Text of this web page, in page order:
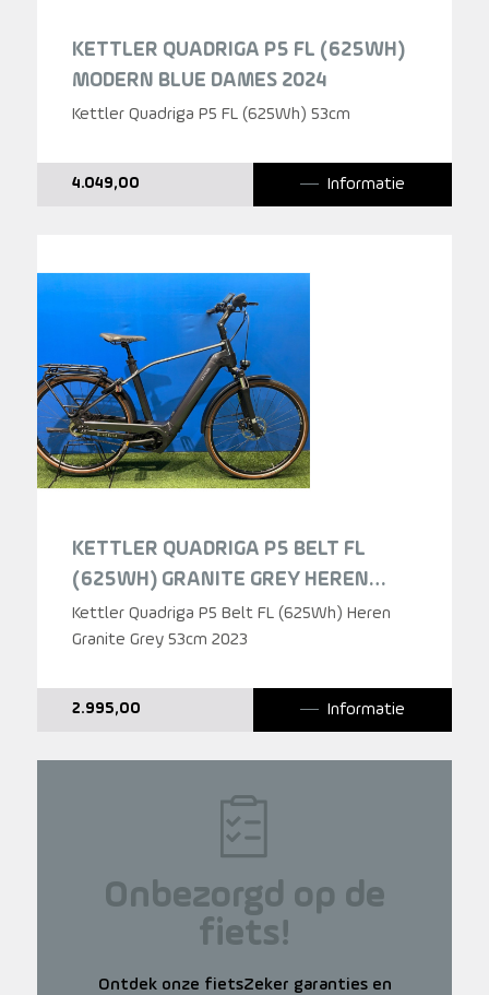
KETTLER QUADRIGA P5 FL (625WH)
MODERN BLUE DAMES 2024
Kettler Quadriga P5 FL (625Wh) 53cm
4.049,00 Informatie
KETTLER QUADRIGA P5 BELT FL
(625WH) GRANITE GREY HEREN
2023
Kettler Quadriga P5 Belt FL (625Wh) Heren
Granite Grey 53cm 2023
2.995,00 Informatie
Onbezorgd op de
fiets!
Ontdek onze fietsZeker garanties en